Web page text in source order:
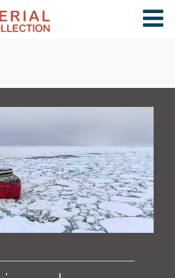
×
CARTE
COLLECTIONS